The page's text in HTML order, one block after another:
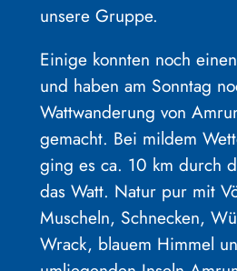
unsere Gruppe.
Einige konnten noch
und haben am Sonntag
Wattwanderung von
gemacht. Bei mildem
ging es ca. 10 km durch
das Watt. Natur pur mit
Muscheln, Schnecken,
Wrack, blauem Himmel